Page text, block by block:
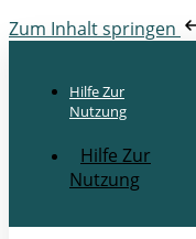
Zum Inhalt springen
Hilfe Zur
Nutzung
Hilfe Zur
Nutzung